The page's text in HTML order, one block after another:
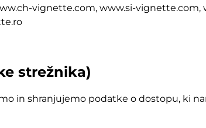
vignette.com, www.si-
strežnika)
in shranjujemo podatke o dostopu, ki